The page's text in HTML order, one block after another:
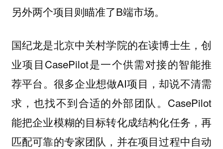
另外两个项目则瞄准了B端市场。
国纪龙是北京中关村学院的在读博士生，创
业项目CasePilot是一个供需对接的智能推
荐平台。很多企业想做AI项目，却说不清需
求，也找不到合适的外部团队。CasePilot
能把企业模糊的目标转化成结构化任务，再
匹配可靠的专家团队，并在项目过程中自动